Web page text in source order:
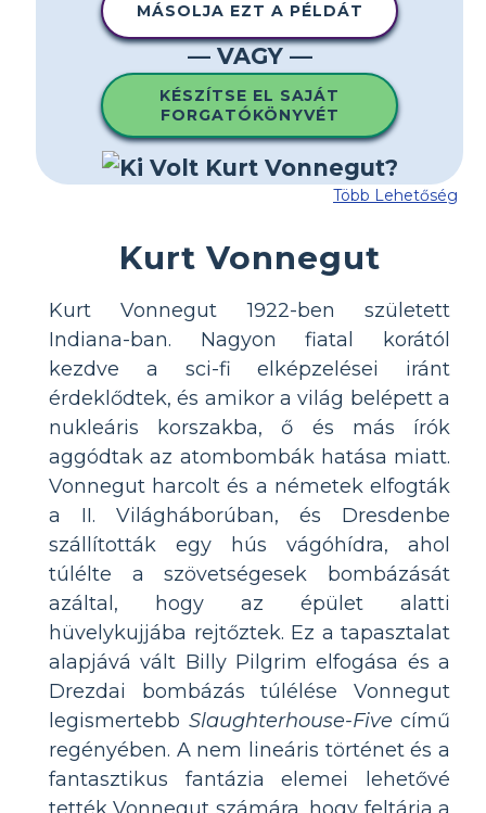
MÁSOLJA EZT A PÉLDÁT
— VAGY —
KÉSZÍTSE EL SAJÁT
FORGATÓKÖNYVÉT
Több Lehetőség
Kurt Vonnegut
Kurt Vonnegut 1922-ben született
Indiana-ban. Nagyon fiatal korától
kezdve a sci-fi elképzelései iránt
érdeklődtek, és amikor a világ belépett a
nukleáris korszakba, ő és más írók
aggódtak az atombombák hatása miatt.
Vonnegut harcolt és a németek elfogták
a II. Világháborúban, és Dresdenbe
szállították egy hús vágóhídra, ahol
túlélte a szövetségesek bombázását
azáltal, hogy az épület alatti
hüvelykujjába rejtőztek. Ez a tapasztalat
alapjává vált Billy Pilgrim elfogása és a
Drezdai bombázás túlélése Vonnegut
legismertebb Slaughterhouse-Five című
regényében. A nem lineáris történet és a
fantasztikus fantázia elemei lehetővé